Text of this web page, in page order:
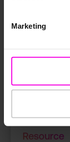
Marketing
Smartes
Resource